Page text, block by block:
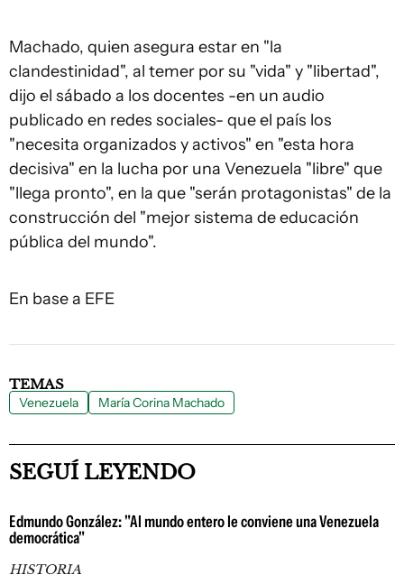
Machado, quien asegura estar en "la
clandestinidad", al temer por su "vida" y "libertad",
dijo el sábado a los docentes -en un audio
publicado en redes sociales- que el país los
"necesita organizados y activos" en "esta hora
decisiva" en la lucha por una Venezuela "libre" que
"llega pronto", en la que "serán protagonistas" de la
construcción del "mejor sistema de educación
pública del mundo".
En base a EFE
TEMAS
Venezuela María Corina Machado
SEGUÍ LEYENDO
Edmundo González: "Al mundo entero le conviene una Venezuela
democrática"
HISTORIA